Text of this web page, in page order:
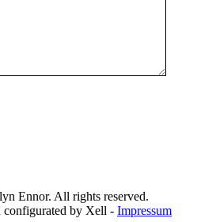
Ennor. All rights reserved.
configurated by Xell - Impressum